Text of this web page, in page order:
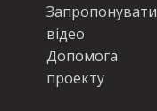
Запропонувати
відео
Допомога
проекту